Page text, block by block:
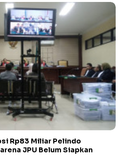
Rp83 Miliar Pelindo
JPU Belum Siapkan